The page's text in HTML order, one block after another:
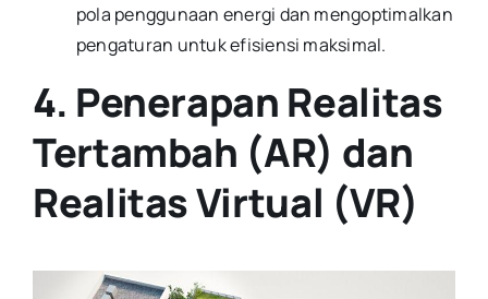
pola penggunaan energi dan mengoptimalkan
pengaturan untuk efisiensi maksimal.
4. Penerapan Realitas
Tertambah (AR) dan
Realitas Virtual (VR)